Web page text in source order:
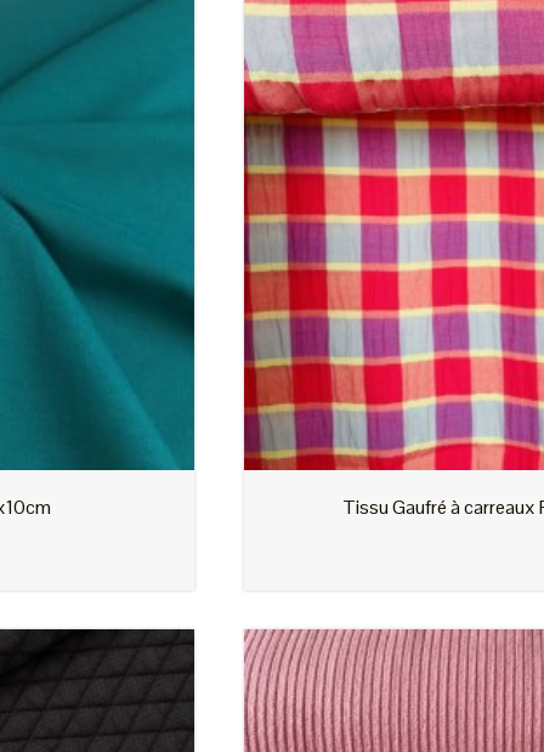
Tissu Gaufré à carreaux Rouge x10cm